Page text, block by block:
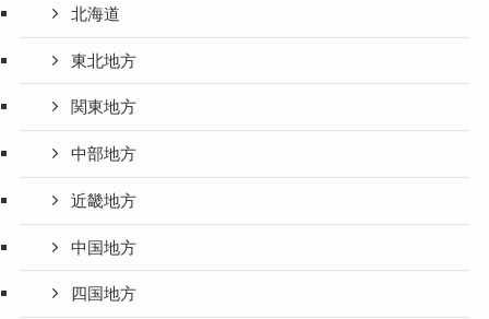
北海道
東北地方
関東地方
中部地方
近畿地方
中国地方
四国地方